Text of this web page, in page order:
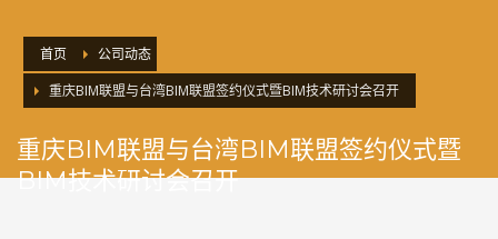
首页
公司动态
重庆BIM联盟与台湾BIM联盟签约仪式暨BIM技术研讨会召开
重庆BIM联盟与台湾BIM联盟签约仪式暨
BIM技术研讨会召开